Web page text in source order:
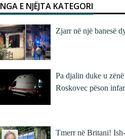
NGA E NJËJTA KATEGORI
Zjarr në një banesë
Pa djalin duke u
Roskovec pëson
Tmerr në Britani!